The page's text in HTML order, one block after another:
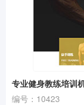
专业健身教练培训
编号：10423